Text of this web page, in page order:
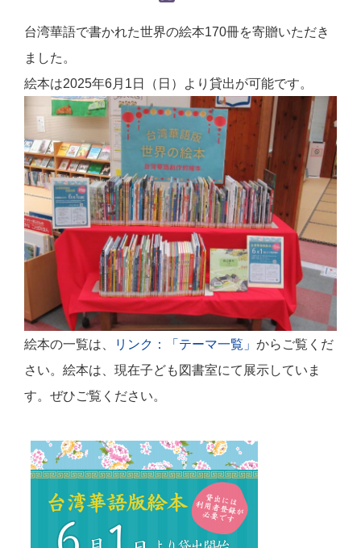
台湾華語で書かれた世界の絵本170冊を寄贈いただき
ました。
絵本は2025年6月1日（日）より貸出が可能です。
絵本の一覧は、 リンク：「テーマ一覧」 からご覧くだ
さい。絵本は、現在子ども図書室にて展示していま
す。ぜひご覧ください。